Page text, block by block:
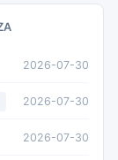
2026-07-30
2026-07-30
2026-07-30